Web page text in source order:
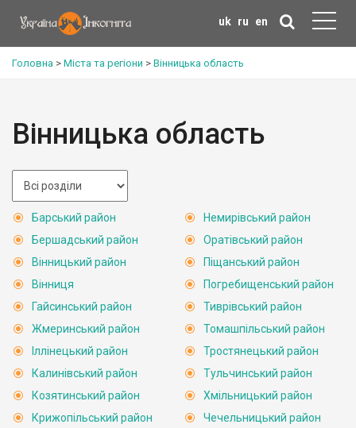
uk ru en
Головна > Міста та регіони > Вінницька область
Вінницька область
Барський район
Бершадський район
Вінницький район
Вінниця
Гайсинський район
Жмеринський район
Іллінецький район
Калинівський район
Козятинський район
Крижопільський район
Немирівський район
Оратівський район
Піщанський район
Погребищенський район
Тиврівський район
Томашпільський район
Тростянецький район
Тульчинський район
Хмільницький район
Чечельницький район